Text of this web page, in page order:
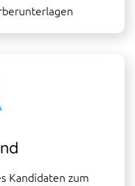
Kandidaten zum